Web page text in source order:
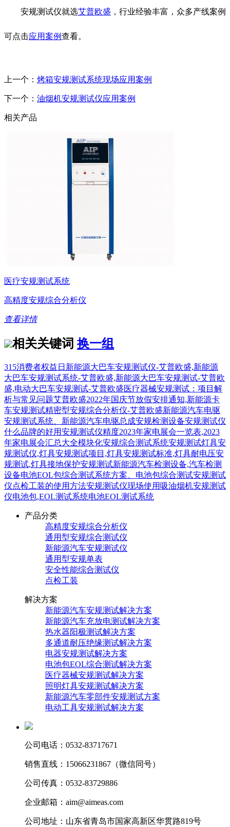
安规测试仪就选艾普欧盛 ，行业经验丰富，众多产线案例
可点击应用案例查看。
上一个： 烤箱安规测试系统现场应用案例
下一个： 油烟机安规测试仪应用案例
相关产品
医疗安规测试系统
高精度安规综合分析仪
查看详情
相关关键词 换一组
315消费者权益日 新能源大巴车安规测试仪-艾普欧盛,新能源
大巴车安规测试系统-艾普欧盛,新能源大巴车安规测试-艾普欧
盛,电动大巴车安规测试-艾普欧盛医疗器械安规测试：项目解
析与常见问题艾普欧盛2022年国庆节放假安排通知,新能源卡
车安规测试精密型安规综合分析仪-艾普欧盛新能源汽车电驱
安规测试系统、新能源汽车电驱总成安规检测设备安规测试仪
什么品牌的好用安规测试仪精度2023年家电展会一览表,2023
年家电展会汇总大全模块化安规综合测试系统安规测试灯具安
规测试仪,灯具安规测试项目,灯具安规测试标准,灯具耐电压安
规测试,灯具接地保护安规测试新能源汽车检测设备,汽车检测
设备电池EOL包综合测试系统方案、电池包综合测试安规测试
仪点检工装的使用方法安规测试仪现场使用 吸油烟机安规测试
仪电池包,EOL测试系统电池EOL测试系统
产品分类
高精度安规综合分析仪
通用型安规综合测试仪
新能源汽车安规测试仪
通用型安规单表
安全性能综合测试仪
点检工装
解决方案
新能源汽车安规测试解决方案
新能源汽车充放电测试解决方案
热水器阳极测试解决方案
多通道耐压绝缘测试解决方案
电器安规测试解决方案
电池包EOL综合测试解决方案
医疗器械安规测试解决方案
照明灯具安规测试解决方案
新能源汽车零部件安规测试方案
电动工具安规测试解决方案
公司电话：0532-83717671
销售直线：15066231867（微信同号）
公司传真：0532-83729886
企业邮箱：aim@aimeas.com
公司地址：山东省青岛市国家高新区华贯路819号